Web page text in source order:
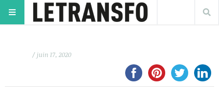
/ juin 17, 2020